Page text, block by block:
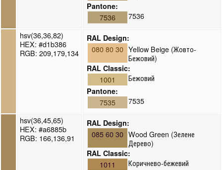
Pantone:
7536
7536
hsv(36,36,82)
HEX: #d1b386
RGB: 209,179,134
RAL Design:
080 80 30 Yellow Beige (Жовто-
Бежовий)
RAL Classic:
1001 Бежовий
Pantone:
7535
7535
hsv(36,45,65)
HEX: #a6885b
RGB: 166,136,91
RAL Design:
085 60 30 Wood Green (Зелене
Дерево)
RAL Classic:
1011 Коричнево-бежевий